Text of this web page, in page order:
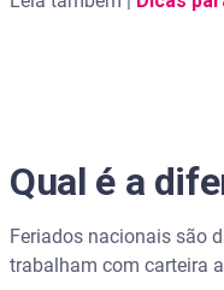
Qual é a
Feriados nacionais são
trabalham com carteira